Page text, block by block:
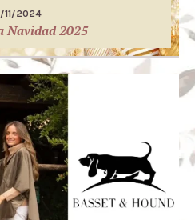
11/2024
Navidad 2025